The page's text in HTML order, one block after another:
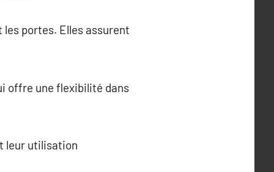
portes. Elles assurent
offre une flexibilité dans
leur utilisation